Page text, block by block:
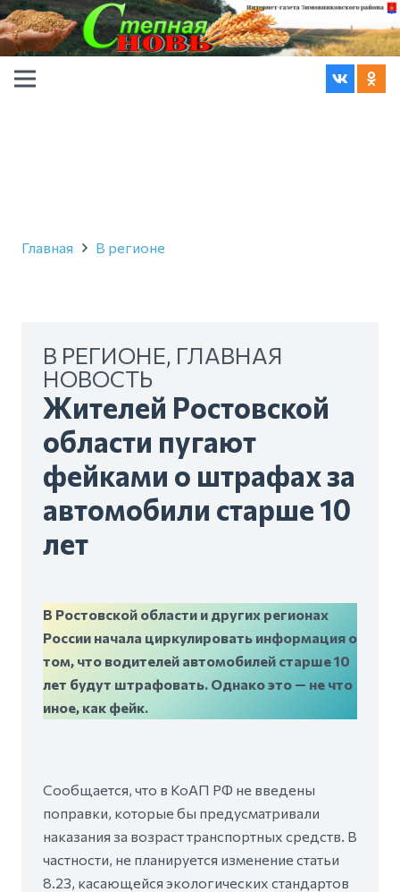
Главная В регионе
В РЕГИОНЕ, ГЛАВНАЯ
НОВОСТЬ
Жителей Ростовской
области пугают
фейками о штрафах за
автомобили старше 10
лет
В Ростовской области и других регионах
России начала циркулировать информация о
том, что водителей автомобилей старше 10
лет будут штрафовать. Однако это — не что
иное, как фейк.
Сообщается, что в КоАП РФ не введены
поправки, которые бы предусматривали
наказания за возраст транспортных средств. В
частности, не планируется изменение статьи
8.23, касающейся экологических стандартов